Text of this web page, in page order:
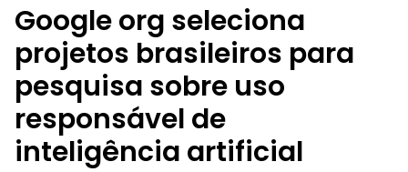
Google org seleciona
projetos brasileiros para
pesquisa sobre uso
responsável de
inteligência artificial